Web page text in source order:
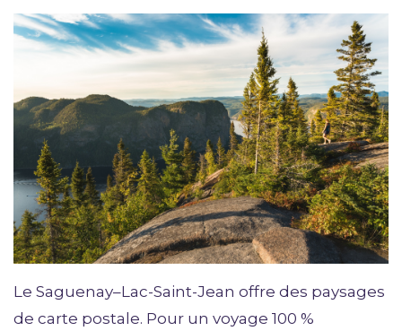
Le Saguenay–Lac-Saint-Jean offre des paysages
de carte postale. Pour un voyage 100 %